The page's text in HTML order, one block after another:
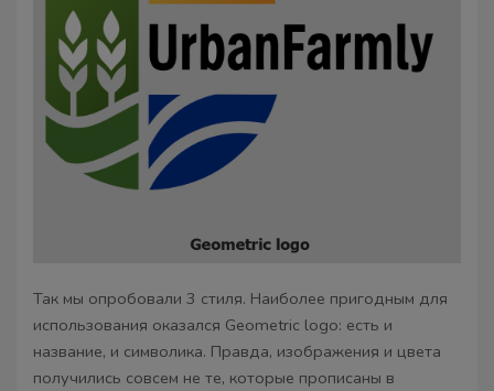
Так мы опробовали 3 стиля. Наиболее пригодным для
использования оказался Geometric logo: есть и
название, и символика. Правда, изображения и цвета
получились совсем не те, которые прописаны в